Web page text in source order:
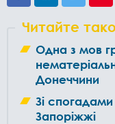
Читайте
Одна з мов
Донеччини
Зі
Запоріжжі